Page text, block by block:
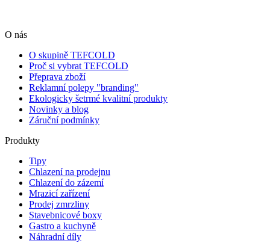
O nás
O skupině TEFCOLD
Proč si vybrat TEFCOLD
Přeprava zboží
Reklamní polepy "branding"
Ekologicky šetrmé kvalitní produkty
Novinky a blog
Záruční podmínky
Produkty
Tipy
Chlazení na prodejnu
Chlazení do zázemí
Mrazicí zařízení
Prodej zmrzliny
Stavebnicové boxy
Gastro a kuchyně
Náhradní díly